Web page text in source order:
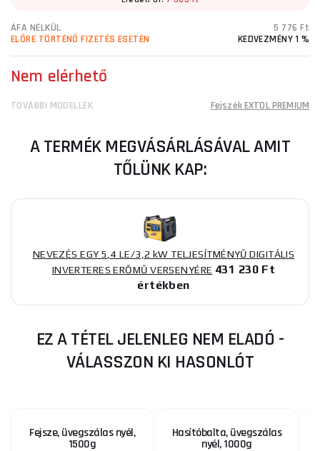
ÁFA NÉLKÜL
5 776 Ft
ELŐRE TÖRTÉNŐ FIZETÉS ESETÉN
KEDVEZMÉNY 1 %
Nem elérhető
TOVÁBBI MODELLEK Fejszék EXTOL PREMIUM
A TERMÉK MEGVÁSÁRLÁSÁVAL AMIT
TŐLÜNK KAP:
NEVEZÉS EGY 5,4 LE/3,2 kW TELJESÍTMÉNYŰ DIGITÁLIS
INVERTERES ERŐMŰ VERSENYÉRE 431 230 Ft
értékben
EZ A TÉTEL JELENLEG NEM ELADÓ -
VÁLASSZON KI HASONLÓT
Fejsze, üvegszálas nyél,
1500g
Hasítóbalta, üvegszálas
nyél, 1000g